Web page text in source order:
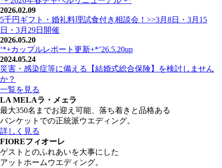
2026.02.09
5千円ギフト・婚礼料理試食付き相談会！>>3月8日・3月15
日・3月29日開催
2026.05.20
‘*+カップルレポート更新+*’26.5.20up
2024.05.24
災害・感染症等に備える【結婚式総合保険】を検討しません
か？
一覧を見る
LA MELAラ・メェラ
最大350名までお迎え可能、落ち着きと品格ある
バンケットでの正統派ウエディング。
詳しく見る
FIOREフィオーレ
ゲストとのふれあいを大事にした
アットホームウエディング。